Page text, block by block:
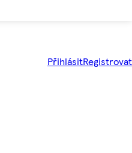
PřihlásitRegistrovat